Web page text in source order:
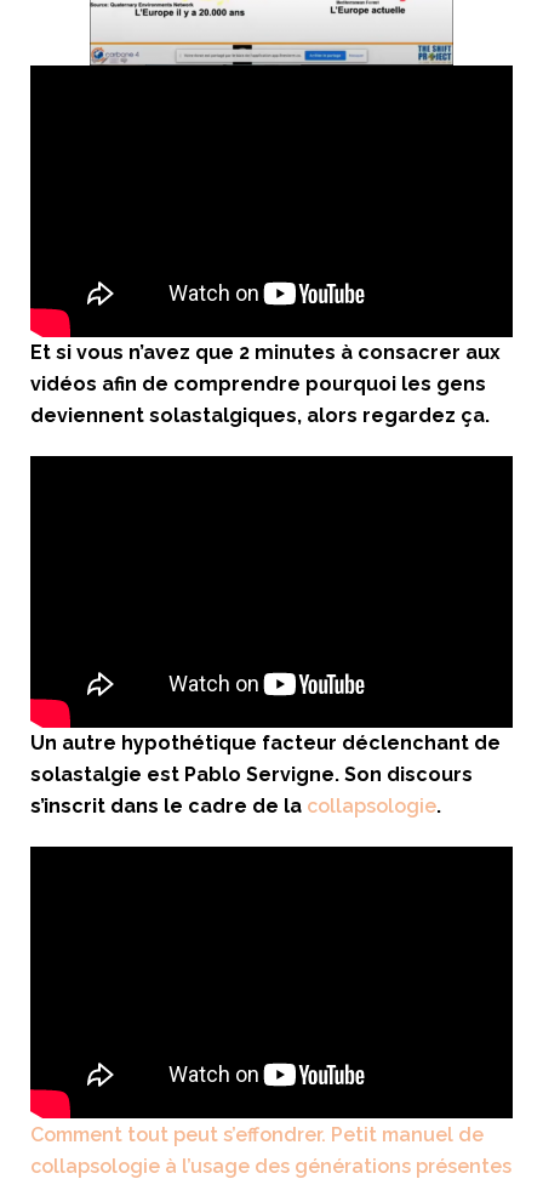
Et si vous n’avez que 2 minutes à consacrer aux
vidéos afin de comprendre pourquoi les gens
deviennent solastalgiques, alors regardez ça.
Un autre hypothétique facteur déclenchant de
solastalgie est Pablo Servigne. Son discours
s’inscrit dans le cadre de la collapsologie.
Comment tout peut s’effondrer. Petit manuel de
collapsologie à l’usage des générations présentes